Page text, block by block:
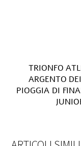
TRIONFO
ARGENTO
PIOGGIA DI